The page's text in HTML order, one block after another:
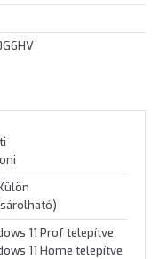
11 Prof telepítve
11 Home telepítve